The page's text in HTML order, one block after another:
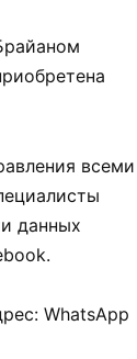
всеми
данных
WhatsApp